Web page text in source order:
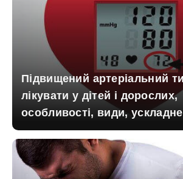
Підвищений артеріальний
лікувати у дітей і дорослих,
особливості, види,